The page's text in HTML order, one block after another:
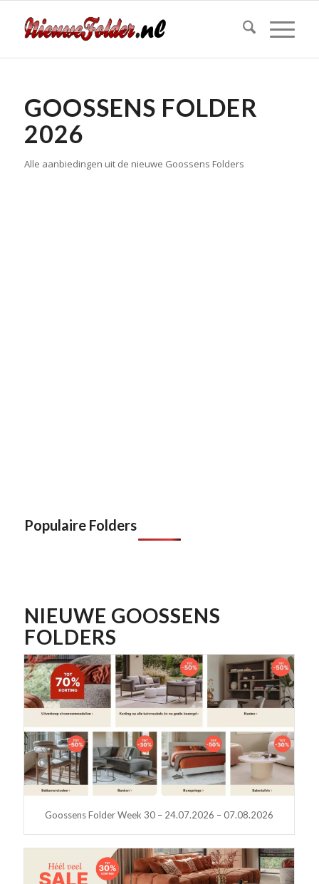
GOOSSENS FOLDER
2026
Alle aanbiedingen uit de nieuwe Goossens Folders
Populaire Folders
NIEUWE GOOSSENS
FOLDERS
Goossens Folder Week 30 – 24.07.2026 – 07.08.2026